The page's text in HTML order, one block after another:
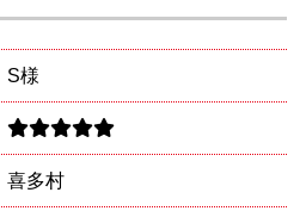
S様
喜多村